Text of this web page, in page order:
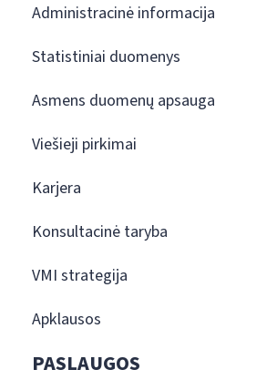
Administracinė informacija
Statistiniai duomenys
Asmens duomenų apsauga
Viešieji pirkimai
Karjera
Konsultacinė taryba
VMI strategija
Apklausos
PASLAUGOS